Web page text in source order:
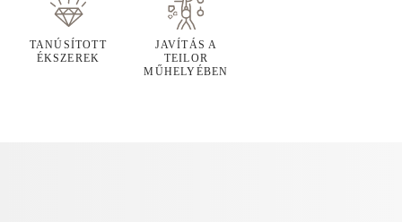
TANÚSÍTOTT
ÉKSZEREK
JAVÍTÁS A
TEILOR
MŰHELYÉBEN